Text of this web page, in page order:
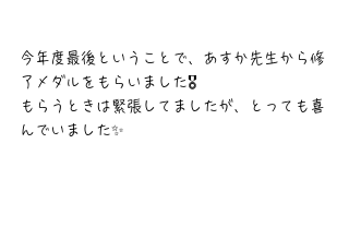
今年度最後ということで、あすか先生から修
了メダルをもらいました🎖️
もらうときは緊張してましたが、とっても喜
んでいました✨